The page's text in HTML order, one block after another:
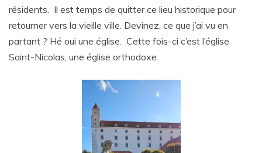
résidents. Il est temps de quitter ce lieu historique pour
retourner vers la vieille ville. Devinez, ce que j’ai vu en
partant ? Hé oui une église. Cette fois-ci c’est l’église
Saint-Nicolas, une église orthodoxe.